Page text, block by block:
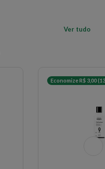
Ver tudo
Economize R$ 3,00